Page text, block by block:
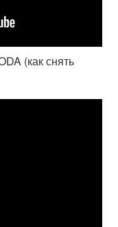
(как снять